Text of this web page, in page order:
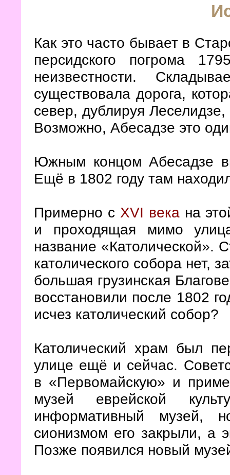
Как это часто бывает в
персидского погрома
неизвестности.
существовала дорога,
север, дублируя
Возможно, Абесадзе это
Южным концом Абесадзе
Ещё в 1802 году там
Примерно с XVI векана
и проходящая мимо
название «Католической».
католического собора нет,
большая грузинская
восстановили после 1802
исчез католический собор?
Католический храм был
улице ещё и сейчас.
в «Первомайскую» и
музей еврейской
информативный
сионизмом его закрыли, а
Позже появился новый